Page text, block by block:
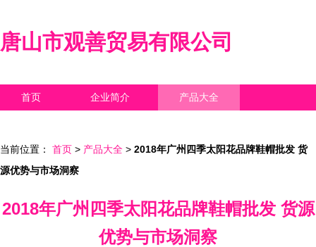
唐山市观善贸易有限公司
首页 企业简介 产品大全
当前位置： 首页 > 产品大全 > 2018年广州四季太阳花品牌鞋帽批发 货
源优势与市场洞察
2018年广州四季太阳花品牌鞋帽批发 货源
优势与市场洞察